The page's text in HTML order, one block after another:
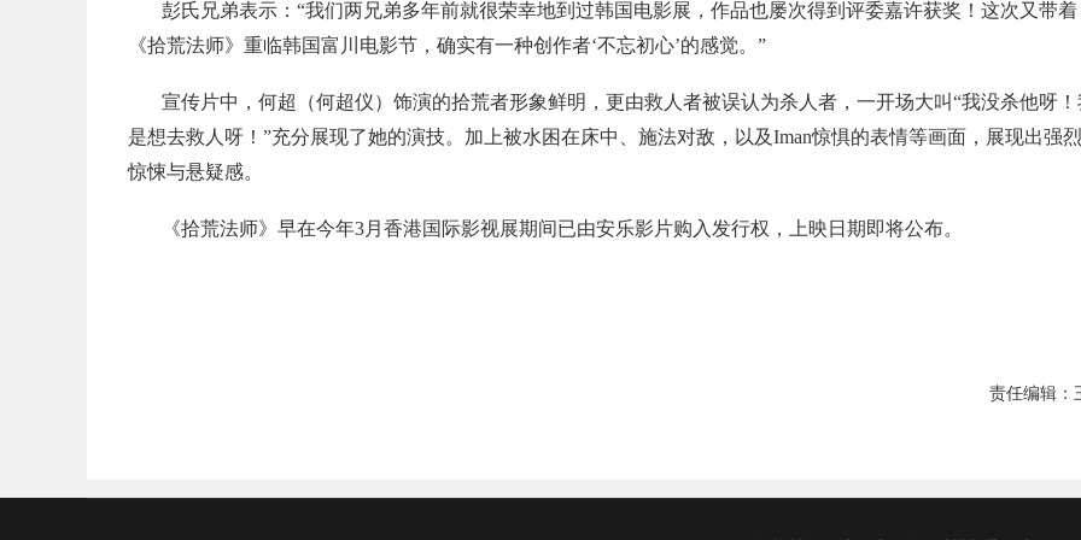
彭氏兄弟表示：“我们两兄弟多年前就很荣幸地到过韩国电影展，作品也屡次得到评委嘉许获奖！这次又带着
《拾荒法师》重临韩国富川电影节，确实有一种创作者‘不忘初心’的感觉。”
宣传片中，何超（何超仪）饰演的拾荒者形象鲜明，更由救人者被误认为杀人者，一开场大叫“我没杀他呀！
是想去救人呀！”充分展现了她的演技。加上被水困在床中、施法对敌，以及Iman惊惧的表情等画面，展现出强
惊悚与悬疑感。
《拾荒法师》早在今年3月香港国际影视展期间已由安乐影片购入发行权，上映日期即将公布。
责任编辑：